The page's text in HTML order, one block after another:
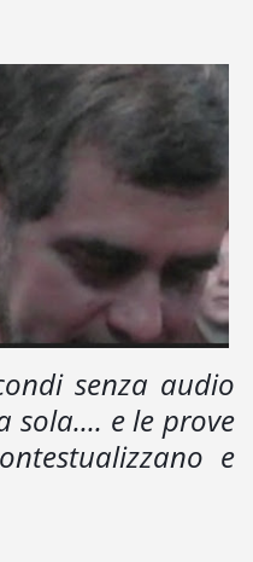
senza audio
sola.... e le prove
e